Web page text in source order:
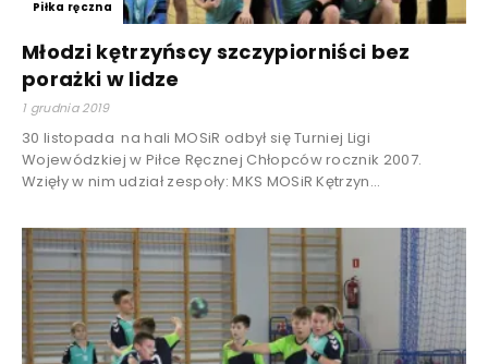
Piłka ręczna
Młodzi kętrzyńscy szczypiorniści bez
porażki w lidze
1 grudnia 2019
30 listopada na hali MOSiR odbył się Turniej Ligi
Wojewódzkiej w Piłce Ręcznej Chłopców rocznik 2007.
Wzięły w nim udział zespoły: MKS MOSiR Kętrzyn...